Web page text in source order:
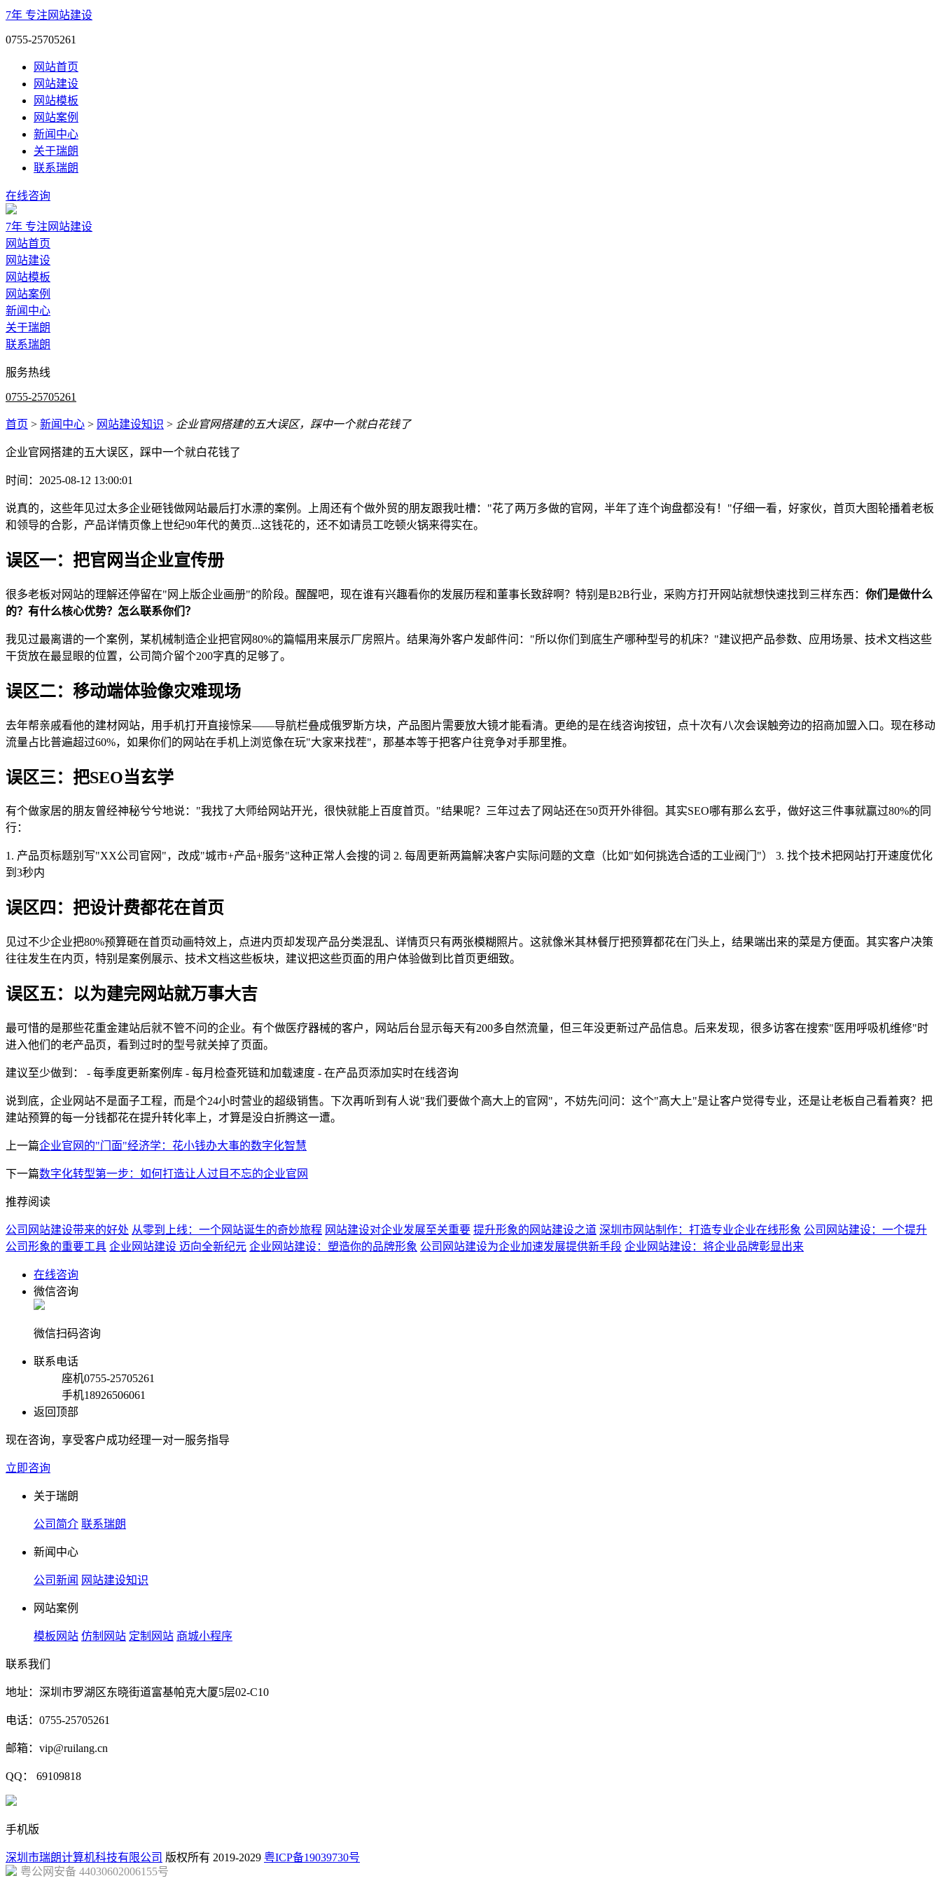
7年 专注网站建设
0755-25705261
网站首页
网站建设
网站模板
网站案例
新闻中心
关于瑞朗
联系瑞朗
在线咨询
7年 专注网站建设
网站首页
网站建设
网站模板
网站案例
新闻中心
关于瑞朗
联系瑞朗
服务热线
0755-25705261
首页 > 新闻中心 > 网站建设知识 > 企业官网搭建的五大误区，踩中一个就白花钱了
企业官网搭建的五大误区，踩中一个就白花钱了
时间：2025-08-12 13:00:01
说真的，这些年见过太多企业砸钱做网站最后打水漂的案例。上周还有个做外贸的朋友跟我吐槽："花了两万多做的官网，半年了连个询盘都没有！"仔细一看，好家伙，首页大图轮播着老板
和领导的合影，产品详情页像上世纪90年代的黄页...这钱花的，还不如请员工吃顿火锅来得实在。
误区一：把官网当企业宣传册
很多老板对网站的理解还停留在"网上版企业画册"的阶段。醒醒吧，现在谁有兴趣看你的发展历程和董事长致辞啊？特别是B2B行业，采购方打开网站就想快速找到三样东西： 你们是做什么
的？有什么核心优势？怎么联系你们？
我见过最离谱的一个案例，某机械制造企业把官网80%的篇幅用来展示厂房照片。结果海外客户发邮件问："所以你们到底生产哪种型号的机床？"建议把产品参数、应用场景、技术文档这些
干货放在最显眼的位置，公司简介留个200字真的足够了。
误区二：移动端体验像灾难现场
去年帮亲戚看他的建材网站，用手机打开直接惊呆——导航栏叠成俄罗斯方块，产品图片需要放大镜才能看清。更绝的是在线咨询按钮，点十次有八次会误触旁边的招商加盟入口。现在移动
流量占比普遍超过60%，如果你们的网站在手机上浏览像在玩"大家来找茬"，那基本等于把客户往竞争对手那里推。
误区三：把SEO当玄学
有个做家居的朋友曾经神秘兮兮地说："我找了大师给网站开光，很快就能上百度首页。"结果呢？三年过去了网站还在50页开外徘徊。其实SEO哪有那么玄乎，做好这三件事就赢过80%的同
行：
1. 产品页标题别写"XX公司官网"，改成"城市+产品+服务"这种正常人会搜的词 2. 每周更新两篇解决客户实际问题的文章（比如"如何挑选合适的工业阀门"） 3. 找个技术把网站打开速度优化
到3秒内
误区四：把设计费都花在首页
见过不少企业把80%预算砸在首页动画特效上，点进内页却发现产品分类混乱、详情页只有两张模糊照片。这就像米其林餐厅把预算都花在门头上，结果端出来的菜是方便面。其实客户决策
往往发生在内页，特别是案例展示、技术文档这些板块，建议把这些页面的用户体验做到比首页更细致。
误区五：以为建完网站就万事大吉
最可惜的是那些花重金建站后就不管不问的企业。有个做医疗器械的客户，网站后台显示每天有200多自然流量，但三年没更新过产品信息。后来发现，很多访客在搜索"医用呼吸机维修"时
进入他们的老产品页，看到过时的型号就关掉了页面。
建议至少做到： - 每季度更新案例库 - 每月检查死链和加载速度 - 在产品页添加实时在线咨询
说到底，企业网站不是面子工程，而是个24小时营业的超级销售。下次再听到有人说"我们要做个高大上的官网"，不妨先问问：这个"高大上"是让客户觉得专业，还是让老板自己看着爽？把
建站预算的每一分钱都花在提升转化率上，才算是没白折腾这一遭。
上一篇企业官网的"门面"经济学：花小钱办大事的数字化智慧
下一篇数字化转型第一步：如何打造让人过目不忘的企业官网
推荐阅读
公司网站建设带来的好处 从零到上线：一个网站诞生的奇妙旅程 网站建设对企业发展至关重要 提升形象的网站建设之道 深圳市网站制作：打造专业企业在线形象 公司网站建设：一个提升
公司形象的重要工具 企业网站建设 迈向全新纪元 企业网站建设：塑造你的品牌形象 公司网站建设为企业加速发展提供新手段 企业网站建设：将企业品牌彰显出来
在线咨询
微信咨询
微信扫码咨询
联系电话
座机0755-25705261
手机18926506061
返回顶部
现在咨询，享受客户成功经理一对一服务指导
立即咨询
关于瑞朗
公司简介 联系瑞朗
新闻中心
公司新闻 网站建设知识
网站案例
模板网站 仿制网站 定制网站 商城小程序
联系我们
地址：深圳市罗湖区东晓街道富基帕克大厦5层02-C10
电话：0755-25705261
邮箱：vip@ruilang.cn
QQ： 69109818
手机版
深圳市瑞朗计算机科技有限公司 版权所有 2019-2029 粤ICP备19039730号
粤公网安备 44030602006155号